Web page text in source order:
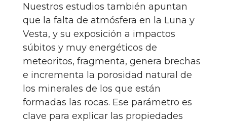
Nuestros estudios también apuntan
que la falta de atmósfera en la Luna y
Vesta, y su exposición a impactos
súbitos y muy energéticos de
meteoritos, fragmenta, genera brechas
e incrementa la porosidad natural de
los minerales de los que están
formadas las rocas. Ese parámetro es
clave para explicar las propiedades